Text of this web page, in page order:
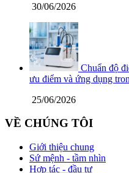
30/06/2026
Chuẩn độ
ưu điểm và ứng dụng
25/06/2026
VỀ CHÚNG TÔI
Giới thiệu chung
Sứ mệnh - tầm nhìn
Hợp tác - đầu tư